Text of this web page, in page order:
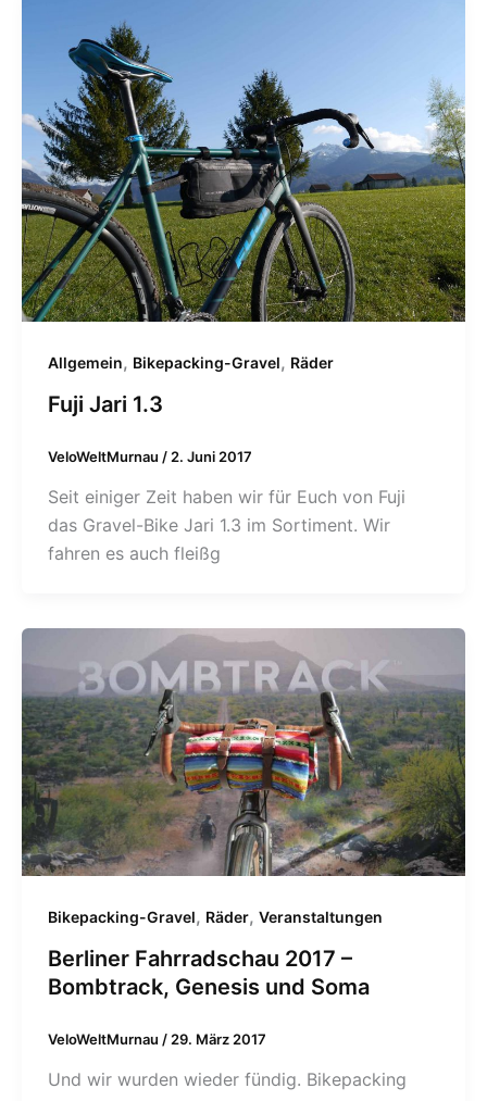
Allgemein, Bikepacking-Gravel, Räder
Fuji Jari 1.3
VeloWeltMurnau / 2. Juni 2017
Seit einiger Zeit haben wir für Euch von Fuji
das Gravel-Bike Jari 1.3 im Sortiment. Wir
fahren es auch fleißg
Bikepacking-Gravel, Räder, Veranstaltungen
Berliner Fahrradschau 2017 –
Bombtrack, Genesis und Soma
VeloWeltMurnau / 29. März 2017
Und wir wurden wieder fündig. Bikepacking